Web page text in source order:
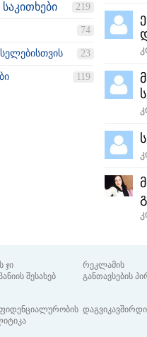
219
74
23
119
ჯი
შესახებ
რეკლამის
განთავსების